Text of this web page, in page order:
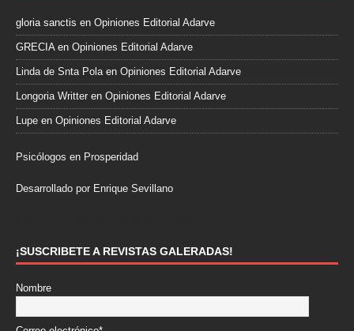
gloria sanctis en Opiniones Editorial Adarve
GRECIAen Opiniones Editorial Adarve
Linda de Snta Polaen Opiniones Editorial Adarve
Longoria Writter en Opiniones Editorial Adarve
Lupe en Opiniones Editorial Adarve
Psicólogos en Prosperidad
Desarrollado por Enrique Sevillano
¡SUSCRIBETE A REVISTAS GALERADAS!
Nombre